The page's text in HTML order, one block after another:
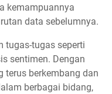
kemampuannya
data sebelumnya.
tugas-tugas seperti
sentimen. Dengan
terus berkembang dan
berbagai bidang,